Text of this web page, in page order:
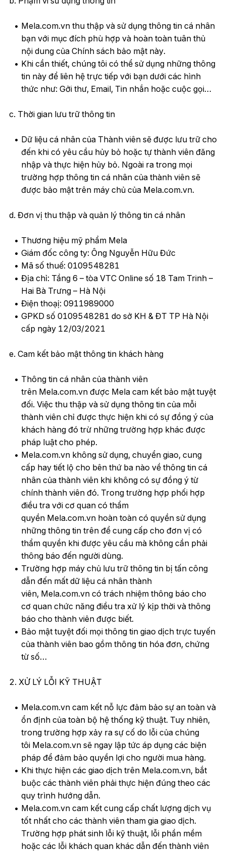
Mela.com.vn thu thập và sử dụng thông tin cá nhân
bạn với mục đích phù hợp và hoàn toàn tuân thủ
nội dung của Chính sách bảo mật này.
Khi cần thiết, chúng tôi có thể sử dụng những thông
tin này để liên hệ trực tiếp với bạn dưới các hình
thức như: Gởi thư, Email, Tin nhắn hoặc cuộc gọi…
c. Thời gian lưu trữ thông tin
Dữ liệu cá nhân của Thành viên sẽ được lưu trữ cho
đến khi có yêu cầu hủy bỏ hoặc tự thành viên đăng
nhập và thực hiện hủy bỏ. Ngoài ra trong mọi
trường hợp thông tin cá nhân của thành viên sẽ
được bảo mật trên máy chủ của Mela.com.vn.
d. Đơn vị thu thập và quản lý thông tin cá nhân
Thương hiệu mỹ phẩm Mela
Giám đốc công ty: Ông Nguyễn Hữu Đức
Mã số thuế: 0109548281
Địa chỉ: Tầng 6 – tòa VTC Online số 18 Tam Trinh –
Hai Bà Trưng – Hà Nội
Điện thoạị: 0911989000
GPKD số 0109548281 do sở KH & ĐT TP Hà Nội
cấp ngày 12/03/2021
e. Cam kết bảo mật thông tin khách hàng
Thông tin cá nhân của thành viên
trên Mela.com.vn được Mela cam kết bảo mật tuyệt
đối. Việc thu thập và sử dụng thông tin của mỗi
thành viên chỉ được thực hiện khi có sự đồng ý của
khách hàng đó trừ những trường hợp khác được
pháp luật cho phép.
Mela.com.vn không sử dụng, chuyển giao, cung
cấp hay tiết lộ cho bên thứ ba nào về thông tin cá
nhân của thành viên khi không có sự đồng ý từ
chính thành viên đó. Trong trường hợp phối hợp
điều tra với cơ quan có thẩm
quyền Mela.com.vn hoàn toàn có quyền sử dụng
những thông tin trên để cung cấp cho đơn vị có
thẩm quyền khi được yêu cầu mà không cần phải
thông báo đến người dùng.
Trường hợp máy chủ lưu trữ thông tin bị tấn công
dẫn đến mất dữ liệu cá nhân thành
viên, Mela.com.vn có trách nhiệm thông báo cho
cơ quan chức năng điều tra xử lý kịp thời và thông
báo cho thành viên được biết.
Bảo mật tuyệt đối mọi thông tin giao dịch trực tuyến
của thành viên bao gồm thông tin hóa đơn, chứng
từ số…
2. XỬ LÝ LỖI KỸ THUẬT
Mela.com.vn cam kết nỗ lực đảm bảo sự an toàn và
ổn định của toàn bộ hệ thống kỹ thuật. Tuy nhiên,
trong trường hợp xảy ra sự cố do lỗi của chúng
tôi Mela.com.vn sẽ ngay lập tức áp dụng các biện
pháp để đảm bảo quyền lợi cho người mua hàng.
Khi thực hiện các giao dịch trên Mela.com.vn, bắt
buộc các thành viên phải thực hiện đúng theo các
quy trình hướng dẫn.
Mela.com.vn cam kết cung cấp chất lượng dịch vụ
tốt nhất cho các thành viên tham gia giao dịch.
Trường hợp phát sinh lỗi kỹ thuật, lỗi phần mềm
hoặc các lỗi khách quan khác dẫn đến thành viên